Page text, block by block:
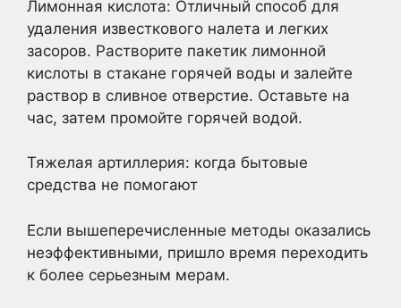
Лимонная кислота: Отличный способ для
удаления известкового налета и легких
засоров. Растворите пакетик лимонной
кислоты в стакане горячей воды и залейте
раствор в сливное отверстие. Оставьте на
час, затем промойте горячей водой.
Тяжелая артиллерия: когда бытовые
средства не помогают
Если вышеперечисленные методы оказались
неэффективными, пришло время переходить
к более серьезным мерам.